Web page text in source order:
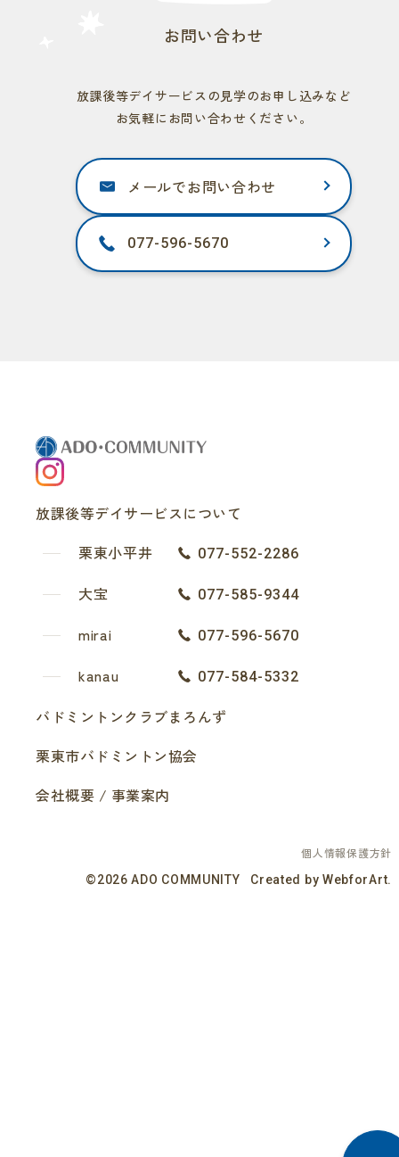
お問い合わせ
放課後等デイサービスの見学のお申し込みなど
お気軽にお問い合わせください。
メールでお問い合わせ
077-596-5670
放課後等デイサービスについて
栗東小平井
077-552-2286
大宝 077-585-9344
mirai 077-596-5670
kanau 077-584-5332
バドミントンクラブまろんず
栗東市バドミントン協会
会社概要 / 事業案内
個人情報保護方針
©2026 ADO COMMUNITY Created by WebforArt.